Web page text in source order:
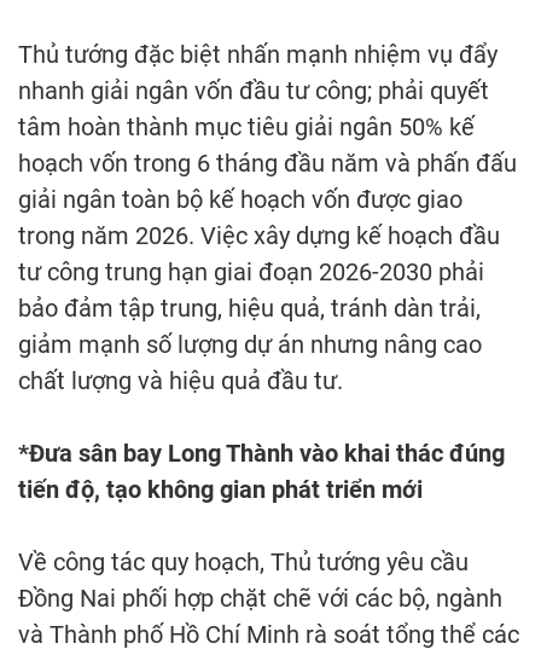
Thủ tướng đặc biệt nhấn mạnh nhiệm vụ đẩy
nhanh giải ngân vốn đầu tư công; phải quyết
tâm hoàn thành mục tiêu giải ngân 50% kế
hoạch vốn trong 6 tháng đầu năm và phấn đấu
giải ngân toàn bộ kế hoạch vốn được giao
trong năm 2026. Việc xây dựng kế hoạch đầu
tư công trung hạn giai đoạn 2026-2030 phải
bảo đảm tập trung, hiệu quả, tránh dàn trải,
giảm mạnh số lượng dự án nhưng nâng cao
chất lượng và hiệu quả đầu tư.
*Đưa sân bay Long Thành vào khai thác đúng
tiến độ, tạo không gian phát triển mới
Về công tác quy hoạch, Thủ tướng yêu cầu
Đồng Nai phối hợp chặt chẽ với các bộ, ngành
và Thành phố Hồ Chí Minh rà soát tổng thể các